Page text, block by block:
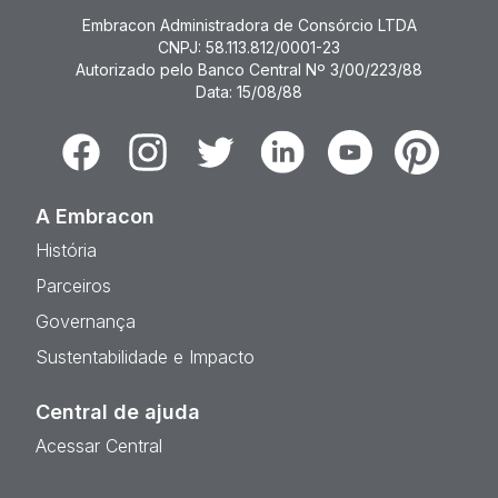
Embracon Administradora de Consórcio LTDA
CNPJ: 58.113.812/0001-23
Autorizado pelo Banco Central Nº 3/00/223/88
Data: 15/08/88
FacebookInstagramTwitter LinkedinYoutubePinterest
A Embracon
História
Parceiros
Governança
Sustentabilidade e Impacto
Central de ajuda
Acessar Central